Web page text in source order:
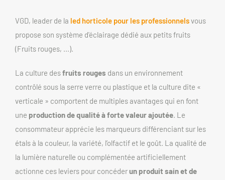
VGD, leader de la led horticole pour les professionnels vous
propose son système d'éclairage dédié aux petits fruits
(Fruits rouges, ...).
La culture des fruits rouges dans un environnement
contrôlé sous la serre verre ou plastique et la culture dite «
verticale » comportent de multiples avantages qui en font
une production de qualité à forte valeur ajoutée. Le
consommateur apprécie les marqueurs différenciant sur les
étals à la couleur, la variété, l’olfactif et le goût. La qualité de
la lumière naturelle ou complémentée artificiellement
actionne ces leviers pour concéder un produit sain et de